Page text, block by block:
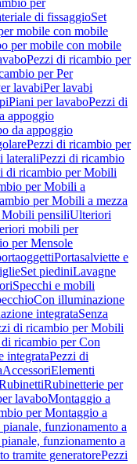
per
di fissaggioSet
mobile con mobile
per mobile con mobile
Pezzi di ricambio per
per Per
lavabiPer lavabi
Piani per lavaboPezzi di
appoggio
da appoggio
Pezzi di ricambio per
lateraliPezzi di ricambio
di ricambio per Mobili
per Mobili a
per Mobili a mezza
pensiliUlteriori
mobili per
per Mensole
Portasalviette e
Set piediniLavagne
Specchi e mobili
Con illuminazione
integrataSenza
di ricambio per Mobili
ricambio per Con
integrataPezzi di
AccessoriElementi
Rubinetterie per
lavaboMontaggio a
per Montaggio a
funzionamento a
funzionamento a
tramite generatorePezzi